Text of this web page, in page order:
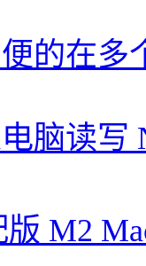
的在
脑读写
M2